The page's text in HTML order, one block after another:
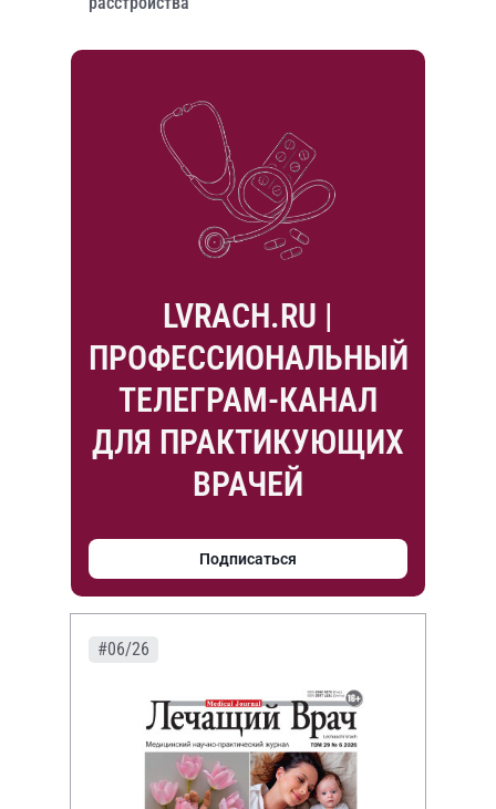
LVRACH.RU |
ПРОФЕССИОНАЛЬНЫЙ
ТЕЛЕГРАМ-КАНАЛ
ДЛЯ ПРАКТИКУЮЩИХ
ВРАЧЕЙ
Подписаться
#06/26